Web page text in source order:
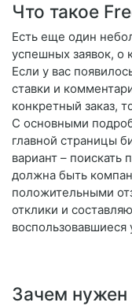
Что такое
Есть еще один
успешных заявок, о
Если у вас
ставки и
конкретный заказ,
С основными
главной страницы
вариант –
должна быть
положительными
отклики и
воспользовавшиеся
Зачем нужен